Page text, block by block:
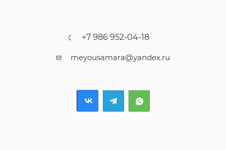
+7 986 952-04-18
meyousamara@yandex.ru